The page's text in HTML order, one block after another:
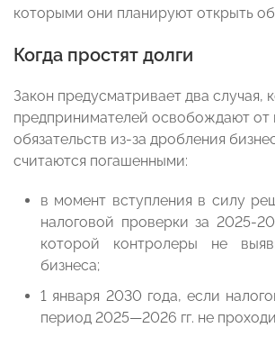
которыми они планируют открыть
Когда простят долги
Закон предусматривает два случая,
предпринимателей освобождают от
обязательств из-за дробления
считаются погашенными:
в момент вступления в силу
налоговой проверки за 2025-
которой контролеры не
бизнеса;
1 января 2030 года, если
период 2025—2026 гг. не